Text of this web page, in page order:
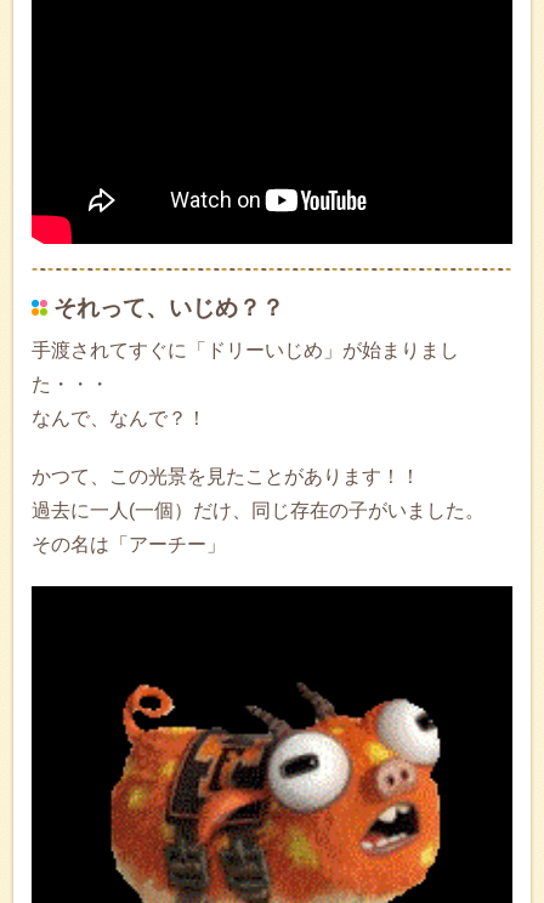
それって、いじめ？？
手渡されてすぐに「ドリーいじめ」が始まりまし
た・・・
なんで、なんで？！
かつて、この光景を見たことがあります！！
過去に一人(一個）だけ、同じ存在の子がいました。
その名は「アーチー」